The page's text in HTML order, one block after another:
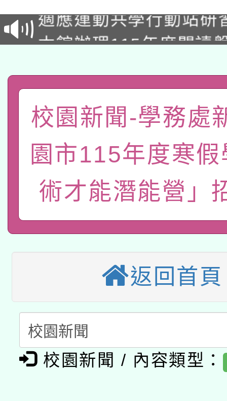
招甄選結果公告(無人
招)
適應運動共學行動站研
本館辦理115年度閱讀
礎課程
A3數位素養講師名單
「數位內容與教學軟體
pilot」
有關大陸委員會函釋公
薪期間赴陸應申請許可
轉知經濟部水利署委託
業技術研究院辦理「
用水績優單位及節水達
動」
115年8月22日(星期六
桃園市孔廟祈福系列
本校115學年度第2次
招甄選結果公告(無人
適應運動共學行動站研
本館辦理115年度閱讀
暨閱讀推動專業研習
科技賦能─人工智慧
礎課程
A3數位素養講師名單
「數位內容與教學軟
校園新聞-學務處
園市115年度寒
術才能潛能營」
返回首頁
校園新聞 / 內容類型：